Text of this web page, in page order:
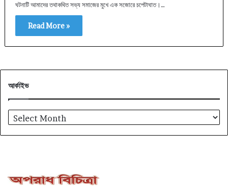
ঘটনাটি আমাদের তথাকথিত সভ্য সমাজের মুখে এক সজোরে চপেটাঘাত।…
Read More »
আর্কাইভ
আর্কাইভ